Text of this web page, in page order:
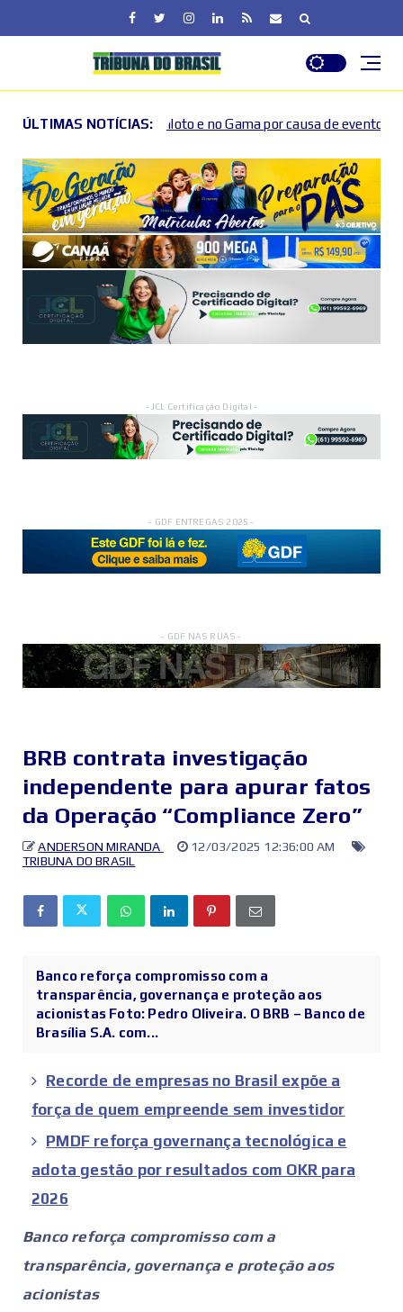
ÚLTIMAS NOTÍCIAS:
e no Gama por causa de eventos esportivos e culturais
- JCL Certificação Digital -
- GDF ENTREGAS 2025 -
- GDF NAS RUAS -
BRB contrata investigação
independente para apurar fatos
da Operação “Compliance Zero”
ANDERSON MIRANDA
12/03/2025 12:36:00 AM
TRIBUNA DO BRASIL
Banco reforça compromisso com a
transparência, governança e proteção aos
acionistas Foto: Pedro Oliveira. O BRB – Banco de
Brasília S.A. com...
Recorde de empresas no Brasil expõe a
força de quem empreende sem investidor
PMDF reforça governança tecnológica e
adota gestão por resultados com OKR para
2026
Banco reforça compromisso com a
transparência, governança e proteção aos
acionistas